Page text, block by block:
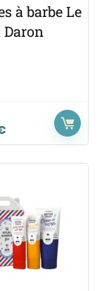
à barbe Le
Daron